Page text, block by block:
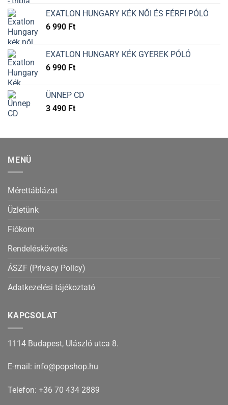
EXATLON HUNGARY KÉK NŐI ÉS FÉRFI PÓLÓ
6 990 Ft
EXATLON HUNGARY KÉK GYEREK PÓLÓ
6 990 Ft
ÜNNEP CD
3 490 Ft
MENÜ
Mérettáblázat
Üzletünk
Fiókom
Rendeléskövetés
ÁSZF (Privacy Policy)
Adatkezelési tájékoztató
KAPCSOLAT
1114 Budapest, Ulászló utca 8.
E-mail: info@popshop.hu
Telefon: +36 70 434 2889